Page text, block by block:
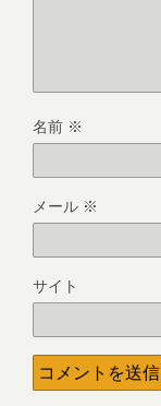
名前 ※
メール ※
サイト